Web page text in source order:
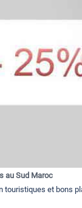
au Sud Maroc
touristiques et bons